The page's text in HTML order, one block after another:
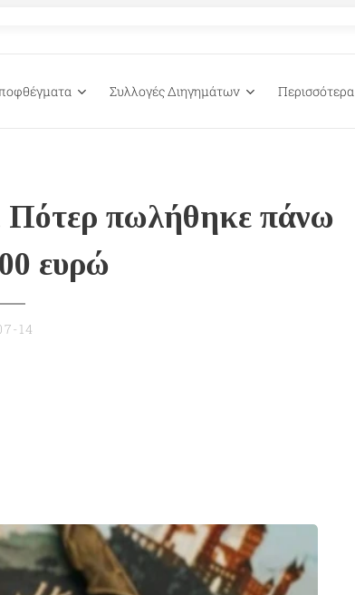
Συλλογές Διηγημάτων Περισσότερα
Πότερ πωλήθηκε πάνω
ευρώ
14